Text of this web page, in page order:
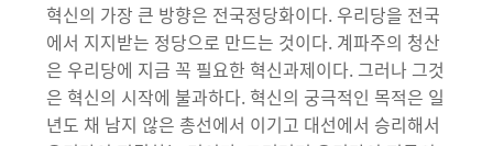
혁신의 가장 큰 방향은 전국정당화이다. 우리당을 전국
에서 지지받는 정당으로 만드는 것이다. 계파주의 청산
은 우리당에 지금 꼭 필요한 혁신과제이다. 그러나 그것
은 혁신의 시작에 불과하다. 혁신의 궁극적인 목적은 일
년도 채 남지 않은 총선에서 이기고 대선에서 승리해서